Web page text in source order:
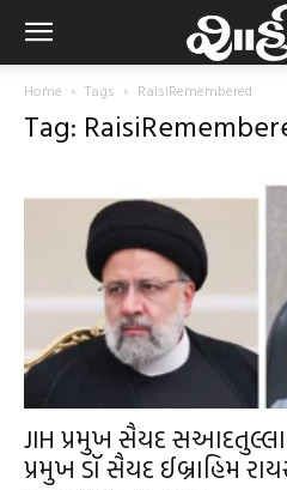
Home Tags RaisiRemembered
Tag:
JIH પ્રમુખ સૈયદ
પ્રમુખ ડૉ સૈયદ ઈબ્રાહિમ